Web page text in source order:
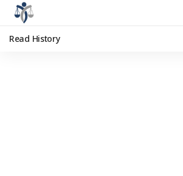
Read History